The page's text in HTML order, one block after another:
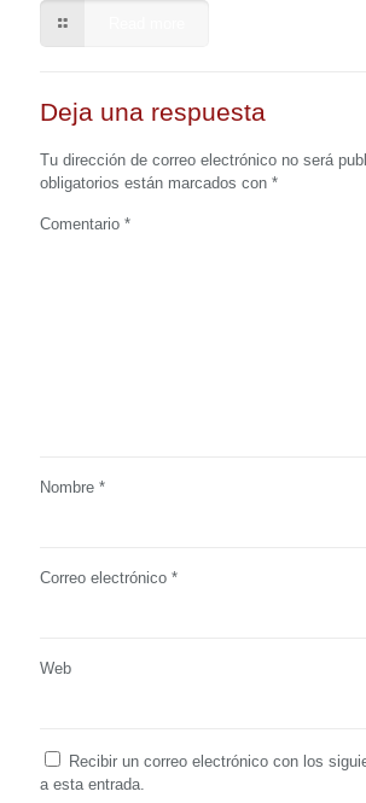
Deja una respuesta
Tu dirección de correo electrónico no será
obligatorios están marcados con *
Comentario *
Nombre *
Correo electrónico *
Web
Recibir un correo electrónico con los
a esta entrada.